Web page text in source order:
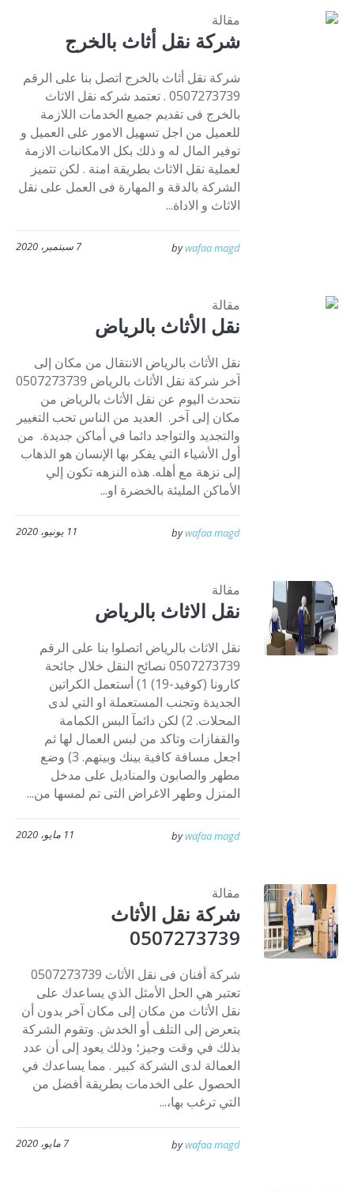
مقالة
شركة نقل أثاث بالخرج
شركة نقل أثاث بالخرج اتصل بنا على الرقم
0507273739 . تعتمد شركه نقل الاثاث
بالخرج فى تقديم جميع الخدمات اللازمة
للعميل من اجل تسهيل الامور على العميل و
توفير المال له و ذلك بكل الامكانبات الازمة
لعملية نقل الاثاث بطريقة امنة . لكن تتميز
الشركة بالدقة و المهارة فى العمل على نقل
الاثاث و الاداة...
7 سبتمبر، 2020 bywafaa magd
مقالة
نقل الأثاث بالرياض
نقل الأثاث بالرياض الانتقال من مكان إلى
آخر شركة نقل الأثاث بالرياض 0507273739
نتحدث اليوم عن نقل الأثاث بالرياض من
مكان إلى آخر. العديد من الناس تحب التغيير
والتجديد والتواجد دائما في أماكن جديدة. من
أول الأشياء التي يفكر بها الإنسان هو الذهاب
إلى نزهة مع أهله. هذه النزهه تكون إلي
الأماكن المليئة بالخضرة او...
11 يونيو، 2020 bywafaa magd
مقالة
نقل الاثاث بالرياض
نقل الاثاث بالرياض اتصلوا بنا على الرقم
0507273739 نصائح النقل خلال جائحة
كارونا (كوفيد-19) 1) أستعمل الكراتين
الجديدة وتجنب المستعملة او التي لدى
المحلات. 2) لكن دائمآ البس الكمامة
والقفازات وتاكد من لبس العمال لها ثم
اجعل مسافة كافية بينك وبينهم. 3) وضع
مطهر والصابون والمناديل على مدخل
المنزل وطهر الاغراض التى تم لمسها من...
11 مايو، 2020 bywafaa magd
مقالة
شركة نقل الأثاث
0507273739
شركة أفنان فى نقل الأثاث 0507273739
تعتبر هي الحل الأمثل الذي يساعدك على
نقل الأثاث من مكان إلى مكان آخر بدون أن
يتعرض إلى التلف أو الخدش. وتقوم الشركة
بذلك في وقت وجيز؛ وذلك يعود إلى أن عدد
العمالة لدى الشركة كبير . مما يساعدك في
الحصول على الخدمات بطريقة أفضل من
التي ترغب بها،...
7 مايو، 2020 bywafaa magd